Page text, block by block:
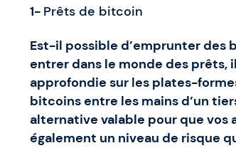
1- Prêts de bitcoin
Est-il possible d’emprunter des
entrer dans le monde des prêts,
approfondie sur les plates-
bitcoins entre les mains d’un
alternative valable pour que
également un niveau de risque